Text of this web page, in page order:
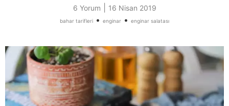
6 Yorum 16 Nisan 2019
bahar tarifleri • enginar • enginar salatası